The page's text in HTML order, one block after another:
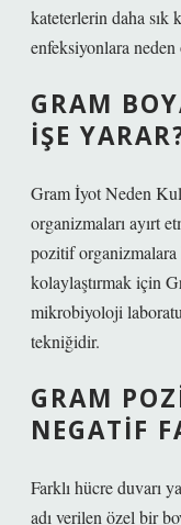
kateterlerin daha sık
enfeksiyonlara neden
GRAM
IŞE
Gram İyot Neden
organizmaları ayırt
pozitif organizmalara
kolaylaştırmak için
mikrobiyoloji
tekniğidir.
GRAM
NEGATIF
Farklı hücre duvarı
adı verilen özel bir